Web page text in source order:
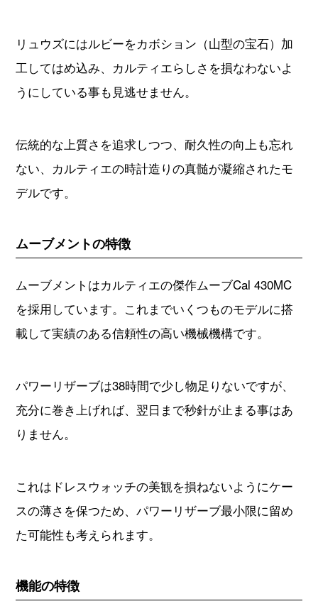
リュウズにはルビーをカボション（山型の宝石）加
工してはめ込み、カルティエらしさを損なわないよ
うにしている事も見逃せません。
伝統的な上質さを追求しつつ、耐久性の向上も忘れ
ない、カルティエの時計造りの真髄が凝縮されたモ
デルです。
ムーブメントの特徴
ムーブメントはカルティエの傑作ムーブCal 430MC
を採用しています。これまでいくつものモデルに搭
載して実績のある信頼性の高い機械機構です。
パワーリザーブは38時間で少し物足りないですが、
充分に巻き上げれば、翌日まで秒針が止まる事はあ
りません。
これはドレスウォッチの美観を損ねないようにケー
スの薄さを保つため、パワーリザーブ最小限に留め
た可能性も考えられます。
機能の特徴